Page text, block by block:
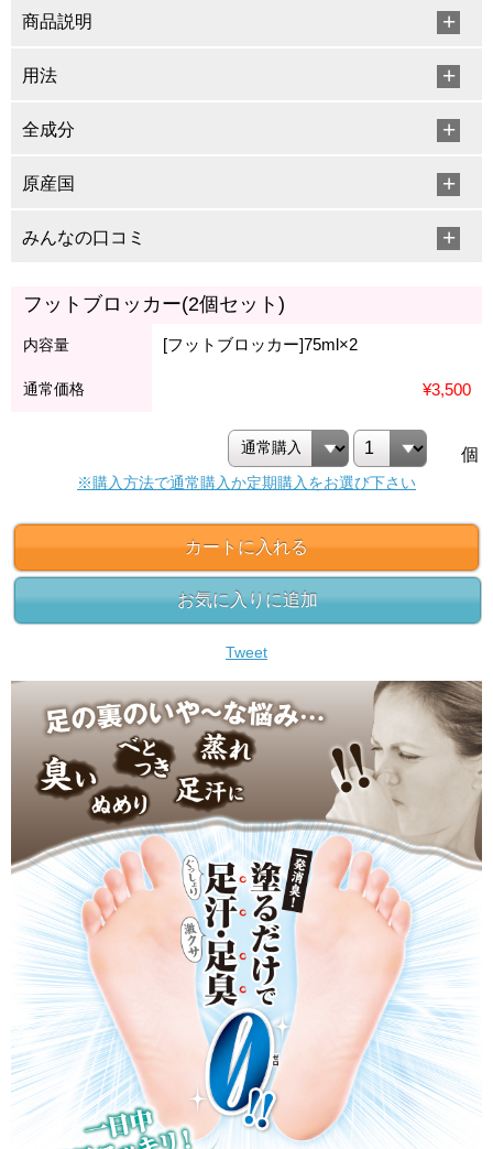
商品説明
用法
全成分
原産国
みんなの口コミ
フットブロッカー(2個セット)
内容量 [フットブロッカー]75ml×2
通常価格 ¥3,500
個
※購入方法で通常購入か定期購入をお選び下さい
カートに入れる
お気に入りに追加
Tweet